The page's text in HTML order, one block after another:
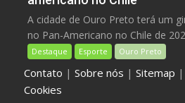
A cidade de Ouro Preto terá um
no Pan-Americano no Chile de
Destaque Esporte Ouro Preto
Contato |Sobre nós |Sitemap |
Cookies